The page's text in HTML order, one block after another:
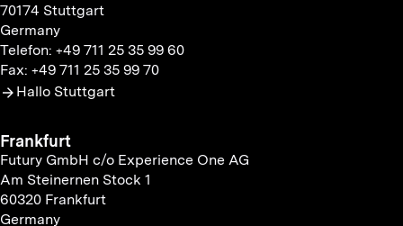
70174 Stuttgart
Germany
Telefon: +49 711 25 35 99 60
Fax: +49 711 25 35 99 70
Hallo Stuttgart
Frankfurt
Futury GmbH c/o Experience One AG
Am Steinernen Stock 1
60320 Frankfurt
Germany